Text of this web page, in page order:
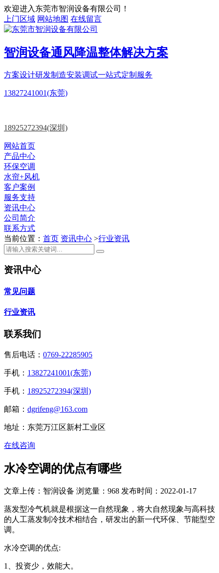
欢迎进入东莞市智润设备有限公司！
上门区域 网站地图 在线留言
智润设备通风降温整体解决方案
方案设计研发制造安装调试一站式定制服务
13827241001(东莞)
18925272394(深圳)
网站首页
产品中心
环保空调
水帘+风机
客户案例
服务支持
资讯中心
公司简介
联系方式
当前位置： 首页 资讯中心 >行业资讯
资讯中心
常见问题
行业资讯
联系我们
售后电话： 0769-22285905
手机： 13827241001(东莞)
手机： 18925272394(深圳)
邮箱： dgrifeng@163.com
地址：东莞万江区新村工业区
在线咨询
水冷空调的优点有哪些
文章上传：智润设备 浏览量：968 发布时间：2022-01-17
蒸发型冷气机就是根据这一自然现象，将大自然现象与高科技
的人工蒸发制冷技术相结合，研发出的新一代环保、节能型空
调。
水冷空调的优点:
1、投资少，效能大。